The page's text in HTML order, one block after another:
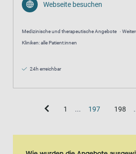
Webseite besuchen
Medizinische und therapeutische Angebote
Kliniken: alle Patient:innen
24h erreichbar
1 ... 197 198
Kartenansicht